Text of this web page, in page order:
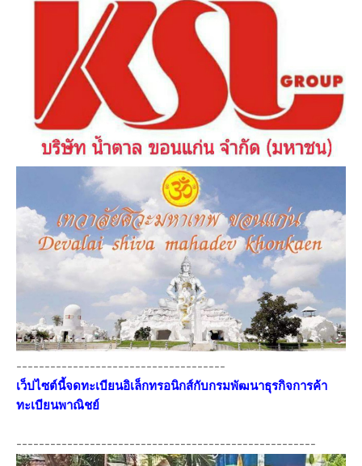
-------------------------------------
เว็ปไซต์นี้จดทะเบียนอิเล็กทรอนิกส์กับกรมพัฒนาธุรกิจการค้า
ทะเบียนพาณิชย์
-----------------------------------------------------